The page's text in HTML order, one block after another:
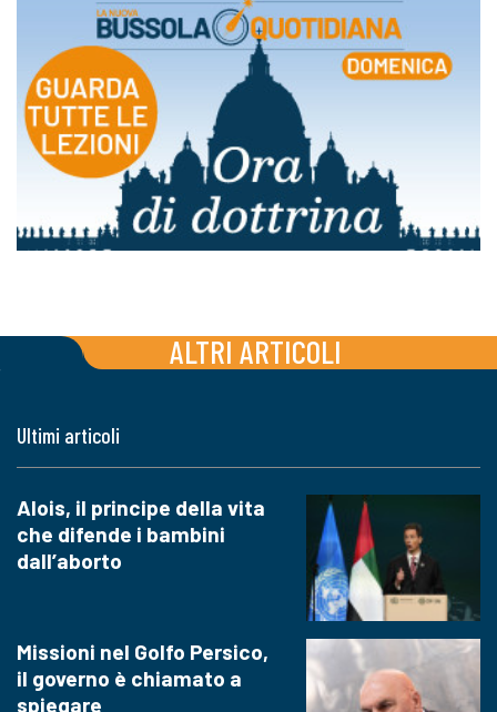
ALTRI ARTICOLI
Ultimi articoli
Alois, il principe della vita
che difende i bambini
dall’aborto
Missioni nel Golfo Persico,
il governo è chiamato a
spiegare